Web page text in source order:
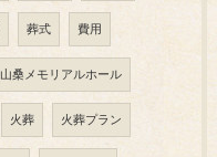
葬式 費用
山桑メモリアルホール
火葬 火葬プラン